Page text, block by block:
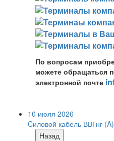
По вопросам
можете обращаться
электронной почте
10 июля 2026
Cиловой кабель ВВГнг
Назад